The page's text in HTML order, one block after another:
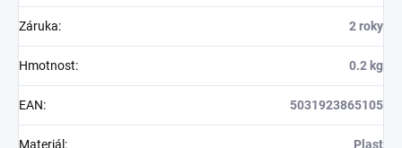
Záruka: 2 roky
Hmotnost: 0.2 kg
EAN: 5031923865105
Materiál : Plast